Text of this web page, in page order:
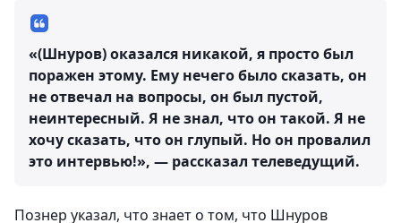
«(Шнуров) оказался никакой, я просто был
поражен этому. Ему нечего было сказать, он
не отвечал на вопросы, он был пустой,
неинтересный. Я не знал, что он такой. Я не
хочу сказать, что он глупый. Но он провалил
это интервью!», — рассказал телеведущий.
Познер указал, что знает о том, что Шнуров